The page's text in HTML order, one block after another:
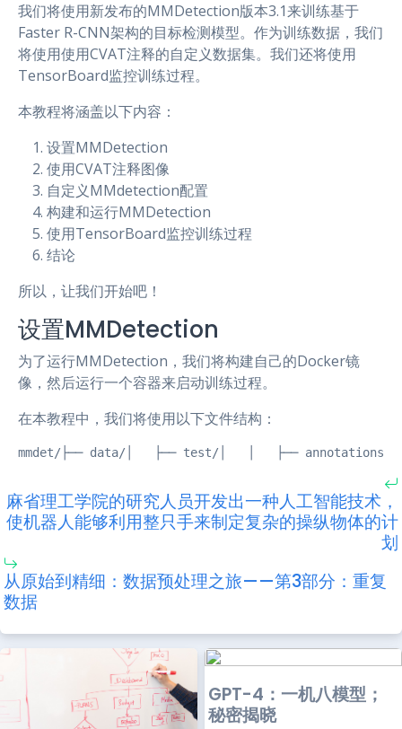
我们将使用新发布的MMDetection版本3.1来训练基于
Faster R-CNN架构的目标检测模型。作为训练数据，我们
将使用使用CVAT注释的自定义数据集。我们还将使用
TensorBoard监控训练过程。
本教程将涵盖以下内容：
设置MMDetection
使用CVAT注释图像
自定义MMdetection配置
构建和运行MMDetection
使用TensorBoard监控训练过程
结论
所以，让我们开始吧！
设置MMDetection
为了运行MMDetection，我们将构建自己的Docker镜
像，然后运行一个容器来启动训练过程。
在本教程中，我们将使用以下文件结构：
mmdet/├── data/│   ├── test/│   │   ├── annotations/
麻省理工学院的研究人员开发出一种人工智能技术，
使机器人能够利用整只手来制定复杂的操纵物体的计
划
从原始到精细：数据预处理之旅——第3部分：重复
数据
GPT-4：一机八模型；
秘密揭晓